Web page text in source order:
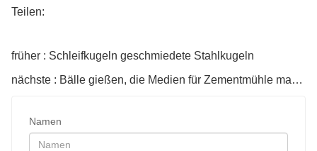
Teilen:
früher : Schleifkugeln geschmiedete Stahlkugeln
nächste : Bälle gießen, die Medien für Zementmühle mahlen
Namen